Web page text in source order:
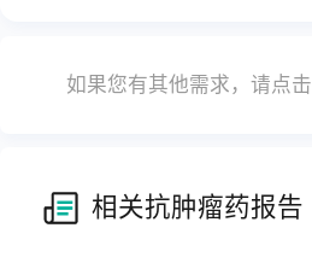
如果您有其他需求，请点击
相关抗肿瘤药报告